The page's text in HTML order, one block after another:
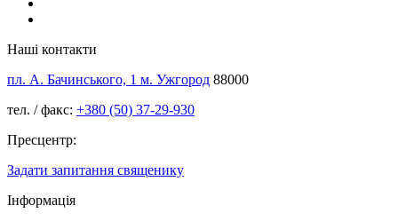
Наші контакти
пл. А. Бачинського, 1 м. Ужгород 88000
тел. / факс: +380 (50) 37-29-930
Пресцентр:
Задати запитання священику
Інформація